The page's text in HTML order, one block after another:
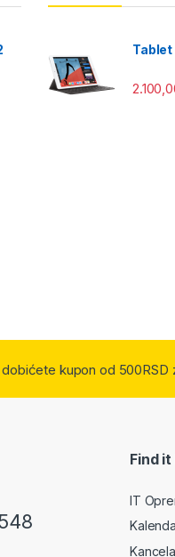
Tablet
dobićete kupon od 500RSD
Find it
IT